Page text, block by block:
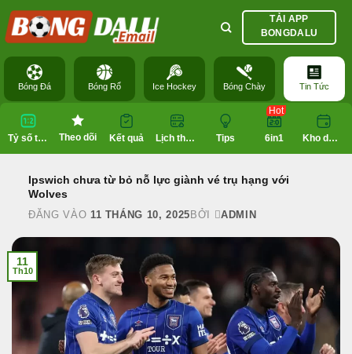
Bỏ
qua
nội
dung
Bóng Đá Bóng Rổ Ice Hockey Bóng Chày Tin Tức
TẢI APP
BONGDALU
Tỷ số trực tuyến Theo dõi Kết quả Lịch thi đấu Tips
Hot
6in1 Kho dữ liệu
Ipswich chưa từ bỏ nỗ lực giành vé trụ hạng với
Wolves
ĐĂNG VÀO 11 THÁNG 10, 2025 BỞI ADMIN
11
Th10